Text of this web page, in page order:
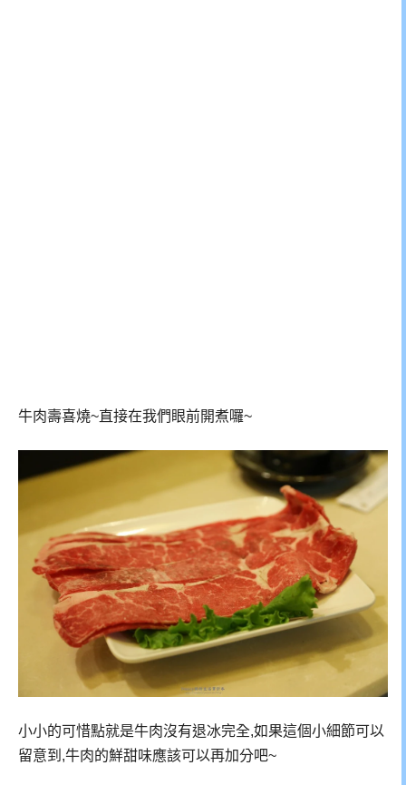
牛肉壽喜燒~直接在我們眼前開煮囉~
小小的可惜點就是牛肉沒有退冰完全,如果這個小細節可以
留意到,牛肉的鮮甜味應該可以再加分吧~